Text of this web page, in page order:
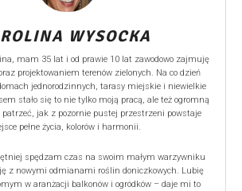
WYSOCKA
mam 35 lat i od prawie 10 lat zawodowo zajmuję
projektowaniem terenów zielonych. Na co dzień
jednorodzinnych, tarasy miejskie i niewielkie
stało się to nie tylko moją pracą, ale też ogromną
jak z pozornie pustej przestrzeni powstaje
pełne życia, kolorów i harmonii.
spędzam czas na swoim małym warzywniku
z nowymi odmianami roślin doniczkowych. Lubię
w aranżacji balkonów i ogródków – daje mi to